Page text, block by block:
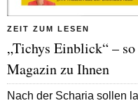
ZEIT ZUM LESEN
„Tichys Einblick“ –
Magazin zu Ihnen
Nach der Scharia sollen